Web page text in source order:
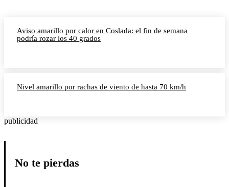
Aviso amarillo por calor en Coslada: el fin de semana
podría rozar los 40 grados
Nivel amarillo por rachas de viento de hasta 70 km/h
publicidad
No te pierdas